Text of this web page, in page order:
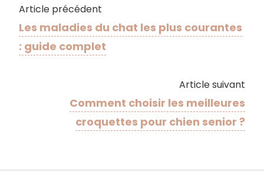
Article précédent
Les maladies du chat les plus courantes
: guide complet
Article suivant
Comment choisir les meilleures
croquettes pour chien senior ?